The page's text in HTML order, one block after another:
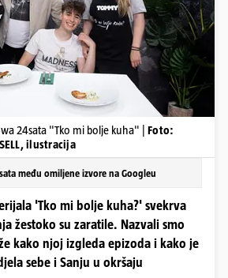
24sata "Tko mi bolje kuha" | Foto:
ilustracija
među omiljene izvore na Googleu
'Tko mi bolje kuha?' svekrva
žestoko su zaratile. Nazvali smo
kako njoj izgleda epizoda i kako je
sebe i Sanju u okršaju